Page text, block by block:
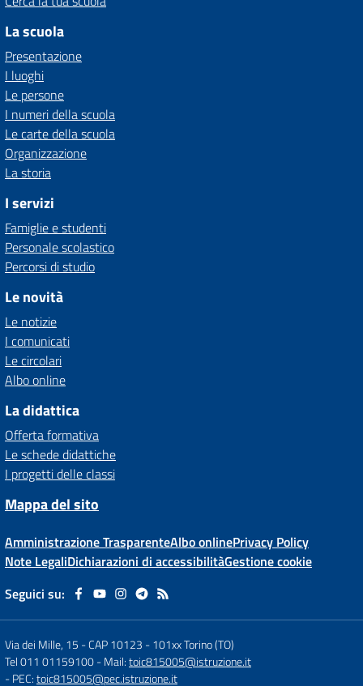
La scuola
Presentazione
I luoghi
Le persone
I numeri della scuola
Le carte della scuola
Organizzazione
La storia
I servizi
Famiglie e studenti
Personale scolastico
Percorsi di studio
Le novità
Le notizie
I comunicati
Le circolari
Albo online
La didattica
Offerta formativa
Le schede didattiche
I progetti delle classi
Mappa del sito
Amministrazione TrasparenteAlbo onlinePrivacy Policy
Note LegaliDichiarazioni di accessibilitàGestione cookie
Seguici su:
Via dei Mille, 15 - CAP 10123 -101xx Torino (TO)
Tel 011 01159100- Mail:toic815005@istruzione.it
- PEC:toic815005@pec.istruzione.it